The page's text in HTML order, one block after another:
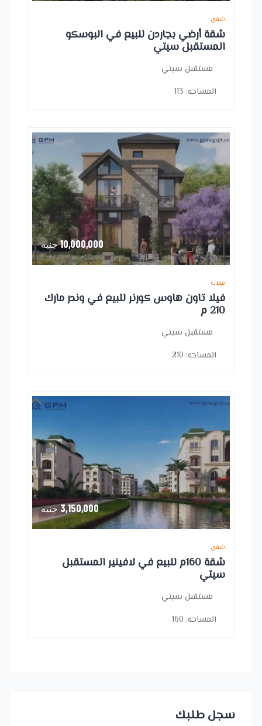
شقق
شقة أرضي بجاردن للبيع في البوسكو
المستقبل سيتي
مستقبل سيتي
المساحه:
10,000,000 جنيه
فيلات
فيلا تاون هاوس كورنر للبيع في وندر مارك
210 م
مستقبل سيتي
المساحه:
3,150,000 جنيه
شقق
شقة 160م للبيع في لافينير المستقبل
سيتي
مستقبل سيتي
المساحه:
سجل طلبك